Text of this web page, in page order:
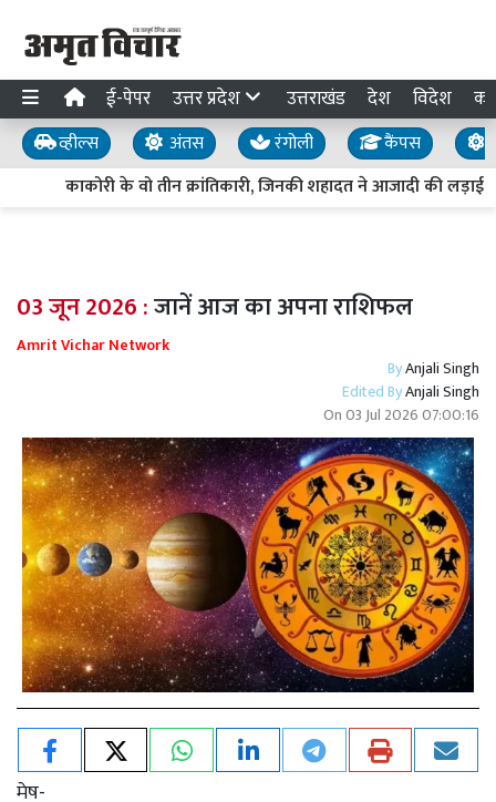
ई-पेपर उत्तर प्रदेश उत्तराखंड देश विदेश
व्हील्स अंतस रंगोली कैंपस
काकोरी के वो तीन क्रांतिकारी, जिनकी शहादत ने आजादी की लड़ाई
03 जून 2026 :जानें आज का अपना राशिफल
Amrit Vichar Network
ByAnjali Singh
Edited ByAnjali Singh
On03 Jul 2026 07:00:16
मेष-